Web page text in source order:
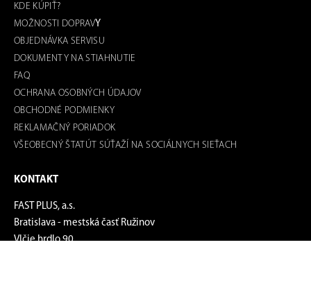
KDE KÚPIŤ?
MOŽNOSTI DOPRAVY
OBJEDNÁVKA SERVISU
DOKUMENTY NA STIAHNUTIE
FAQ
OCHRANA OSOBNÝCH ÚDAJOV
OBCHODNÉ PODMIENKY
REKLAMAČNÝ PORIADOK
VŠEOBECNÝ ŠTATÚT SÚŤAŽÍ NA SOCIÁLNYCH SIEŤACH
KONTAKT
FAST PLUS, a.s.
Bratislava - mestská časť Ružinov
Vlčie hrdlo 90